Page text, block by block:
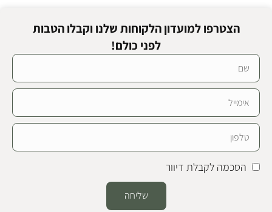
הצטרפו למועדון הלקוחות שלנו וקבלו הטבות
לפני כולם!
הסכמה לקבלת דיוור
שליחה